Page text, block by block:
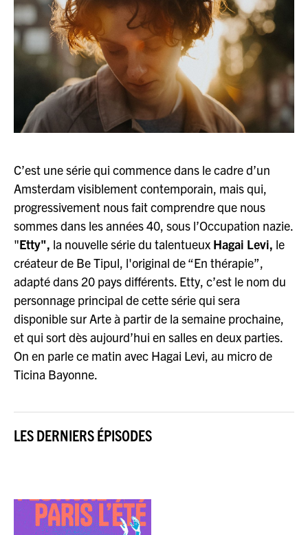
C’est une série qui commence dans le cadre d’un
Amsterdam visiblement contemporain, mais qui,
progressivement nous fait comprendre que nous
sommes dans les années 40, sous l’Occupation nazie.
"Etty", la nouvelle série du talentueux Hagai Levi, le
créateur de Be Tipul, l'original de “En thérapie”,
adapté dans 20 pays différents. Etty, c’est le nom du
personnage principal de cette série qui sera
disponible sur Arte à partir de la semaine prochaine,
et qui sort dès aujourd’hui en salles en deux parties.
On en parle ce matin avec Hagai Levi, au micro de
Ticina Bayonne.
LES DERNIERS ÉPISODES